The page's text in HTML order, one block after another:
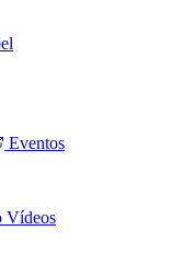
Eventos
Vídeos